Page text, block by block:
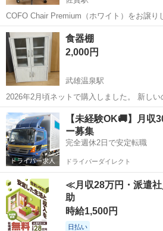
COFO Chair Premium（ホワイト）をお譲りします。 仕事
として使用していましたが、不要になったため出
スト、ランバーサポート、可動式アームレス
備えた高機能オ...
佐賀 佐賀市 佐賀駅
食器棚
2,000円
武雄温泉駅
2026年2月頃ネットで購入しました。 新し
どなたか欲しい方へ、 こちらの指定場所に
へ。 表面にリメークシートを貼ってますの
佐賀 武雄市 武雄温泉駅 家具
【未経験OK🚚】月収
ー募集
完全週休2日で安定転職
ドライバーダイレクト
≪月収28万円・派遣
助
時給1,500円
日払い